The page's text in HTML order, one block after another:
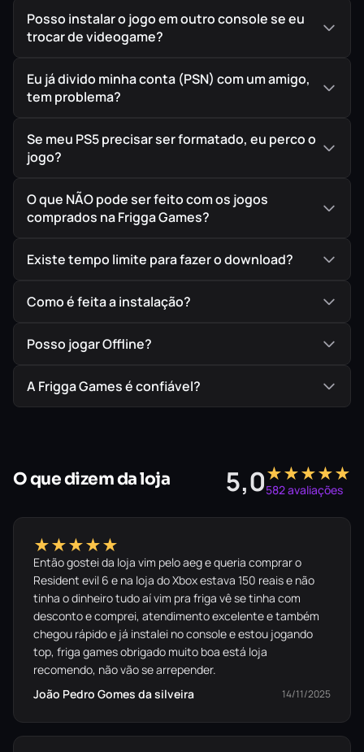
Posso instalar o jogo em outro console se eu
trocar de videogame?
Eu já divido minha conta (PSN) com um amigo,
tem problema?
Se meu PS5 precisar ser formatado, eu perco o
jogo?
O que NÃO pode ser feito com os jogos
comprados na Frigga Games?
Existe tempo limite para fazer o download?
Como é feita a instalação?
Posso jogar Offline?
A Frigga Games é confiável?
O que dizem da loja 5,0★★★★★
582 avaliações
★★★★★
Então gostei da loja vim pelo aeg e queria comprar o
Resident evil 6 e na loja do Xbox estava 150 reais e não
tinha o dinheiro tudo aí vim pra friga vê se tinha com
desconto e comprei, atendimento excelente e também
chegou rápido e já instalei no console e estou jogando
top, friga games obrigado muito boa está loja
recomendo, não vão se arrepender.
João Pedro Gomes da silveira
14/11/2025